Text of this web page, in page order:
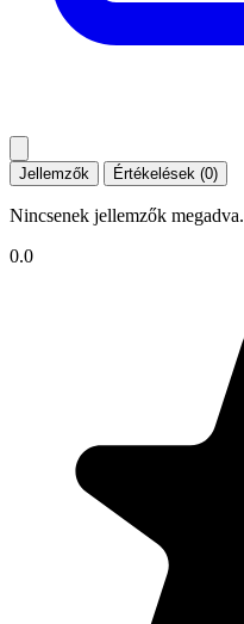
Jellemzők Értékelések (0)
Nincsenek jellemzők megadva.
0.0